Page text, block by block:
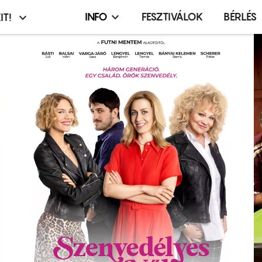
Infó,
esemény,
terembérlés
menü
INFO FESZTIVÁLOK BÉRLÉS